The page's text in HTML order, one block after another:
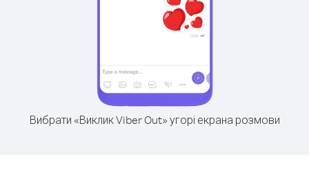
Вибрати «Виклик Viber Out» угорі екрана розмови